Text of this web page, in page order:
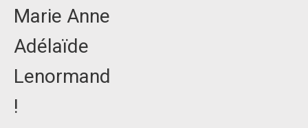
Marie Anne
Adélaïde
Lenormand
!